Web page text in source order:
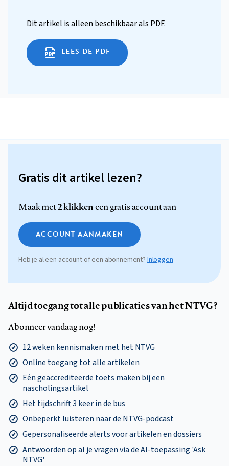
Dit artikel is alleen beschikbaar als PDF.
LEES DE PDF
Gratis dit artikel lezen?
Maak met2 klikkeneen gratis account aan
ACCOUNT AANMAKEN
Heb je al een account of een abonnement? Inloggen
Altijd toegang tot alle publicaties van het NTVG?
Abonneer vandaag nog!
12 weken kennismaken met het NTVG
Online toegang tot alle artikelen
Eén geaccrediteerde toets maken bij een
nascholingsartikel
Het tijdschrift 3 keer in de bus
Onbeperkt luisteren naar de NTVG-podcast
Gepersonaliseerde alerts voor artikelen en dossiers
Antwoorden op al je vragen via de AI-toepassing 'Ask
NTVG'